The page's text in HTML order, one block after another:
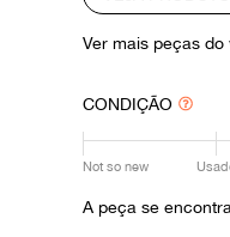
Ver mais peças do
CONDIÇÃO
Not so new
A peça se